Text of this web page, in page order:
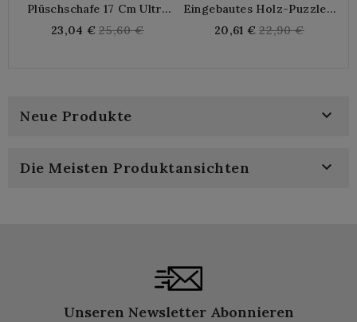
Plüschschafe 17 Cm Ultra
Washable For Birth And
23,04 € Regular
25,60 €
Eingebautes Holz-Puzzle -
20,61 € Regular
22,90 €
Neue Produkte 
Die Meisten Produktansichten 
Unseren Newsletter Abonnieren